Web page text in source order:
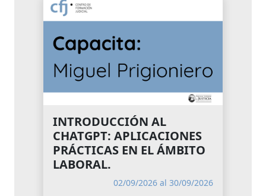
INTRODUCCIÓN AL
CHATGPT: APLICACIONES
PRÁCTICAS EN EL ÁMBITO
LABORAL.
02/09/2026 al 30/09/2026